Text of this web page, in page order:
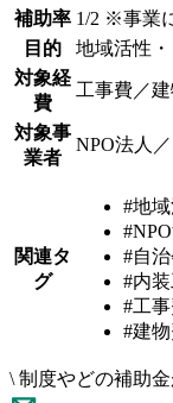
補助率 1/2 ※事業
目的
地域活性
対象経
費
工事費／
対象事
業者
NPO法人
関連タ
グ
#地
#自
#内
#工
#建
\ 制度やどの補助